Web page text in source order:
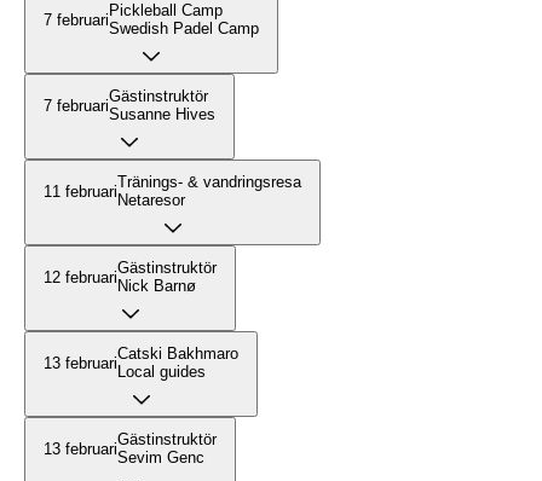
7 februari Pickleball Camp
Swedish Padel Camp
7 februariGästinstruktör
Susanne Hives
11 februariTränings- & vandringsresa
Netaresor
12 februariGästinstruktör
Nick Barnø
13 februariCatski Bakhmaro
Local guides
13 februariGästinstruktör
Sevim Genc